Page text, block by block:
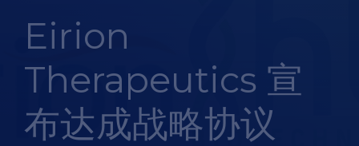
Eirion
Therapeutics 宣
布达成战略协议